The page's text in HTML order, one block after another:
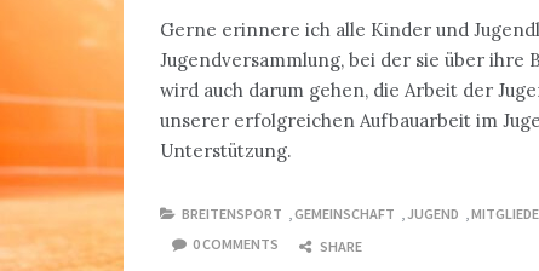
Gerne erinnere ich alle Kinder und
Jugendversammlung, bei der sie über
wird auch darum gehen, die Arbeit der
unserer erfolgreichen Aufbauarbeit im
Unterstützung.
BREITENSPORT ,GEMEINSCHAFT ,JUGEND ,
0 COMMENTS
SHARE